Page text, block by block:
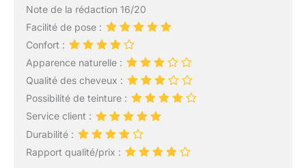
Note de la rédaction 16/20
Facilité de pose :
Confort :
Apparence naturelle :
Qualité des cheveux :
Possibilité de teinture :
Service client :
Durabilité :
Rapport qualité/prix :